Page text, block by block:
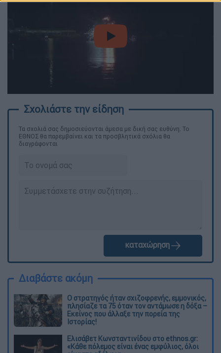
video
Τα σχολιά σας δημοσιεύονται άμεσα με δική σας ευθύνη. Το
ΕΘΝΟΣ θα παρεμβαίνει και τα προσβλητικά σχόλια θα
διαγράφονται
καταχώρηση
Διαβάστε ακόμη
O στρατηγός ήταν σχιζοφρενής, εμμονικός,
πλησίαζε τα 75 όταν τον αντάμωσε η δόξα –
Εκείνος που άλλαξε την πορεία της
Ιστορίας!
Ελισάβετ Κωνσταντινίδου στο ethnos.gr:
«Κάθε πόλεμος είναι ένας εμφύλιος, όλοι